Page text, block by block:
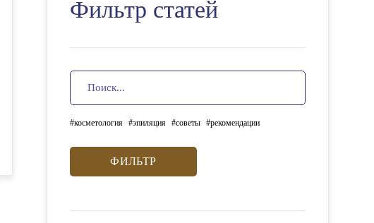
Фильтр статей
косметология эпиляция советы рекомендации
ФИЛЬТР